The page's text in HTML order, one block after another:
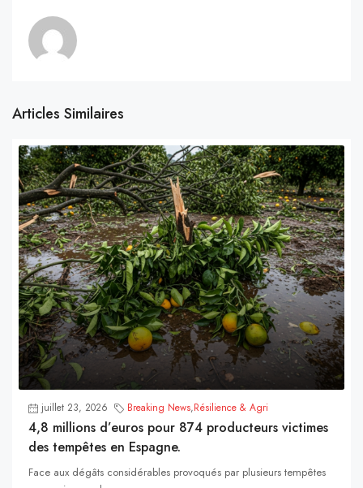
Articles Similaires
juillet 23, 2026 Breaking News,Résilience & Agri
4,8 millions d’euros pour 874 producteurs victimes
des tempêtes en Espagne.
Face aux dégâts considérables provoqués par plusieurs tempêtes